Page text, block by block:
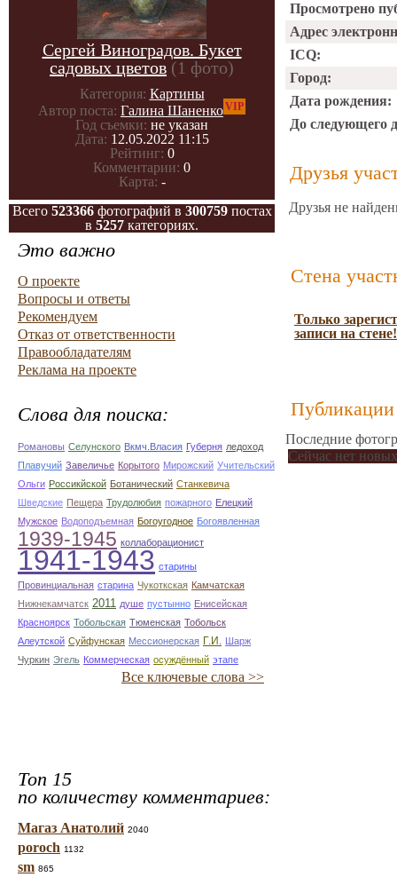
Сергей Виноградов. Букет
садовых цветов (1 фото)
Категория: Картины
Автор поста: Галина ШаненкоVIP
Год съемки: не указан
Дата: 12.05.2022 11:15
Рейтинг: 0
Комментарии: 0
Карта: -
Всего 523366фотографий в 300759постах
в 5257 категориях.
Это важно
О проекте
Вопросы и ответы
Рекомендуем
Отказ от ответственности
Правообладателям
Реклама на проекте
Слова для поиска:
Романовы Селунского Вкмч.Власия Губерня ледоход
Плавучий Завеличье Корытого Мирожский Учительский
Ольги Россикйской Ботанический Станкевича
Шведские Пещера Трудолюбия пожарного Елецкий
Мужское Водоподъемная Богоугодное Богоявленная
1939-1945 коллаборационист
1941-1943 старины
Провинциальная старина Чукоткская Камчатская
Нижнекамчатск 2011 душе пустынно Енисейская
Красноярск Тобольская Тюменская Тобольск
Алеутской Суйфунская Мессионерская Г.И. Шарж
Чуркин Эгель Коммерческая осуждённый этапе
Все ключевые слова >>
Топ 15
по количеству комментариев:
Магаз Анатолий 2040
poroch 1132
sm 865
Просмотрено
Адрес
ICQ:
Город:
Дата рождения:
До следующего
Друзья
Друзья не
Стена
Только
записи на стене!
Публикации
Последние
Сейчас нет